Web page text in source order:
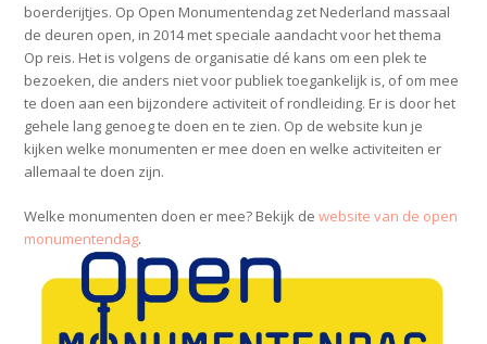
boerderijtjes. Op Open Monumentendag zet Nederland massaal
de deuren open, in 2014 met speciale aandacht voor het thema
Op reis. Het is volgens de organisatie dé kans om een plek te
bezoeken, die anders niet voor publiek toegankelijk is, of om mee
te doen aan een bijzondere activiteit of rondleiding. Er is door het
gehele lang genoeg te doen en te zien. Op de website kun je
kijken welke monumenten er mee doen en welke activiteiten er
allemaal te doen zijn.
Welke monumenten doen er mee? Bekijk dewebsite van de open
monumentendag.